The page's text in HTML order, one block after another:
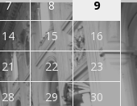
7 8
9
14 15
16
21 22
23
28 29 30